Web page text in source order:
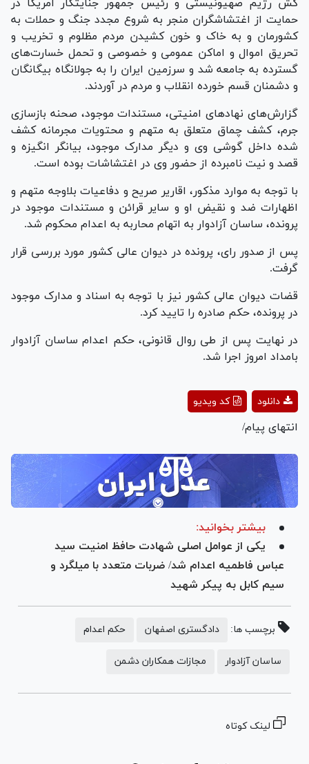
کش رژیم صهیونیستی و رئیس جمهور جنایتکار آمریکا در
حمایت از اغتشاشگران منجر به شروع مجدد جنگ و حملات به
کشورمان و به خاک و خون کشیدن مردم مظلوم و تخریب و
تحریق اموال و اماکن عمومی و خصوصی و تحمل خسارت‌های
گسترده به جامعه شد و سرزمین ایران را به جولانگاه بیگانگان
و دشمنان قسم خورده انقلاب و مردم در آوردند.
گزارش‌های نهاد‌های امنیتی، مستندات موجود، صحنه بازسازی
جرم، کشف چماق متعلق به متهم و محتویات مجرمانه کشف
شده داخل گوشی وی و دیگر مدارک موجود، بیانگر انگیزه و
قصد و نیت نامبرده از حضور وی در اغتشاشات بوده است.
با توجه به موارد مذکور، اقاریر صریح و دفاعیات بلاوجه متهم و
اظهارات ضد و نقیض او و سایر قرائن و مستندات موجود در
پرونده، ساسان آزادوار به اتهام محاربه به اعدام محکوم شد.
پس از صدور رای، پرونده در دیوان عالی کشور مورد بررسی قرار
گرفت.
قضات دیوان عالی کشور نیز با توجه به اسناد و مدارک موجود
در پرونده، حکم صادره را تایید کرد.
در نهایت پس از طی روال قانونی، حکم اعدام ساسان آزادوار
بامداد امروز اجرا شد.
Playکد ویدیو دانلود
انتهای پیام/
بیشتر بخوانید:
یکی از عوامل اصلی شهادت حافظ امنیت سید
عباس فاطمیه اعدام شد/ ضربات متعدد با میلگرد و
سیم کابل به پیکر شهید
برچسب ها: دادگستری اصفهان حکم اعدام
ساسان آزادوار مجازات همکاران دشمن
لینک کوتاه